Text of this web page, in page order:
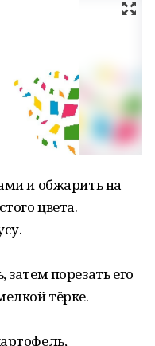
и обжарить на
цвета.
затем порезать его
тёрке.